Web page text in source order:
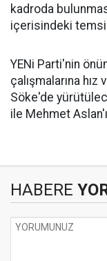
kadroda
içerisindeki
YENi Parti'nin
çalışmalarına
Söke'de
ile Mehmet
HABERE